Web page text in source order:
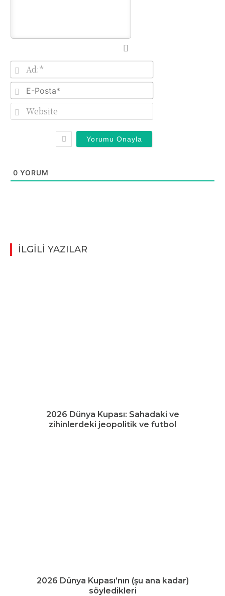
Ad:*
E-
0 YORUM
İLGİLİ YAZILAR
2026 Dünya Kupası: Sahadaki ve
zihinlerdeki jeopolitik ve futbol
2026 Dünya Kupası’nın (şu ana kadar)
söyledikleri